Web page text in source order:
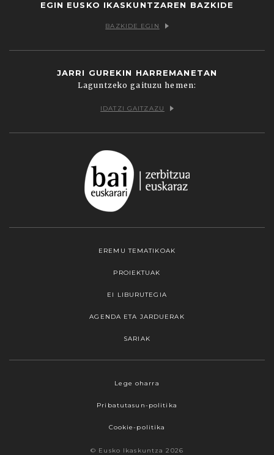
EGIN EUSKO IKASKUNTZAREN BAZKIDE
BAZKIDE EGIN
JARRI GUREKIN HARREMANETAN
Laguntzeko gaituzu hemen:
IDATZI GAITZAZU
EREMU TEMATIKOAK
PROIEKTUAK
EI LIBURUTEGIA
AGENDA ETA JARDUERAK
SARIAK
Lege oharra
Pribatutasun-politika
Cookie-politika
© Eusko Ikaskuntza 2026